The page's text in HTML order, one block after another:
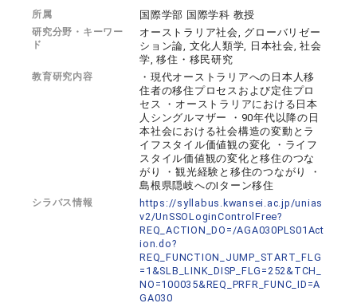
所属 国際学部 国際学科 教授
研究分野・キーワー
ド
オーストラリア社会, グローバリゼー
ション論, 文化人類学, 日本社会, 社会
学, 移住・移民研究
教育研究内容
・現代オーストラリアへの日本人移
住者の移住プロセスおよび定住プロ
セス ・オーストラリアにおける日本
人シングルマザー ・90年代以降の日
本社会における社会構造の変動とラ
イフスタイル価値観の変化 ・ライフ
スタイル価値観の変化と移住のつな
がり ・観光経験と移住のつながり ・
島根県隠岐へのIターン移住
シラバス情報
https://syllabus.kwansei.ac.jp/unias
v2/UnSSOLoginControlFree?
REQ_ACTION_DO=/AGA030PLS01Act
ion.do?
REQ_FUNCTION_JUMP_START_FLG
=1&SLB_LINK_DISP_FLG=252&TCH_
NO=100035&REQ_PRFR_FUNC_ID=A
GA030